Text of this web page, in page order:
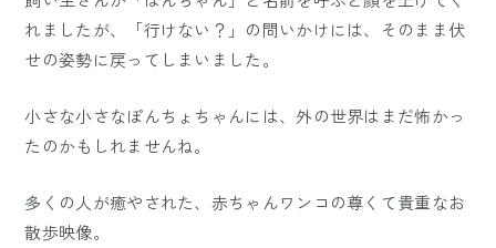
れましたが、「行けない？」の問いかけには、そのまま伏
せの姿勢に戻ってしまいました。
小さな小さなぽんちょちゃんには、外の世界はまだ怖かっ
たのかもしれませんね。
多くの人が癒やされた、赤ちゃんワンコの尊くて貴重なお
散歩映像。